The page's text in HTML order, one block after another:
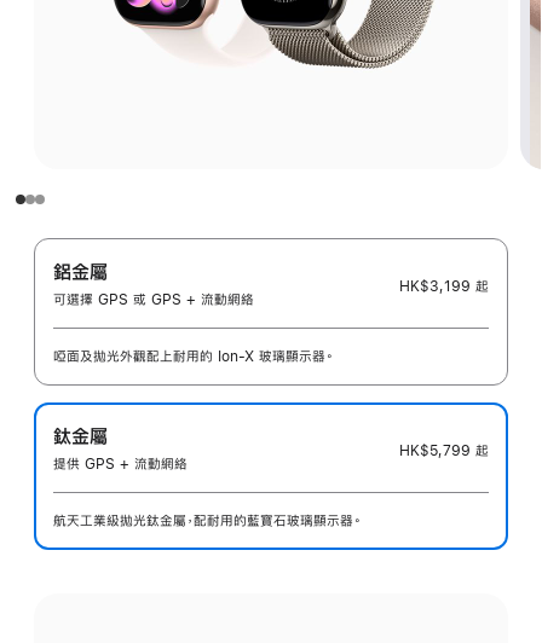
鋁金屬
可選擇 GPS 或 GPS + 流動網絡
HK$3,199 起
啞面及拋光外觀配上耐用的 Ion-X 玻璃顯示器。
鈦金屬
提供 GPS + 流動網絡
HK$5,799 起
航天工業級拋光鈦金屬，配耐用的藍寶石玻璃顯示器。